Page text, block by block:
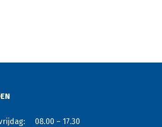
08.00 – 17.30